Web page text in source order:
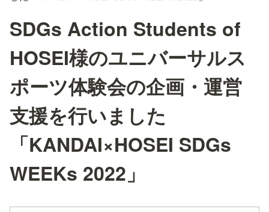
SDGs Action Students of
HOSEI様のユニバーサルス
ポーツ体験会の企画・運営
支援を行いました
「KANDAI×HOSEI SDGs
WEEKs 2022」